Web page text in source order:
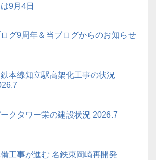
9月4日
グ9周年＆当ブログからのお知らせ
本線知立駅高架化工事の状況
クタワー栄の建設状況 2026.7
工事が進む 名鉄東岡崎再開発